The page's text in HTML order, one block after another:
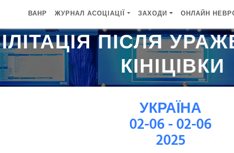
ВАНР ЖУРНАЛ АСОЦІАЦІЇ ЗАХОДИ ОНЛАЙН
ПІСЛЯ
КІНІЦІВКИ
УКРАЇНА
02-06 - 02-06
2025